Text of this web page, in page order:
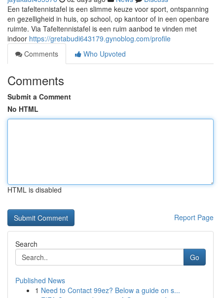
Een tafeltennistafel is een slimme keuze voor sport, ontspanning
en gezelligheid in huis, op school, op kantoor of in een openbare
ruimte. Via Tafeltennistafel is een ruim aanbod te vinden met
indoor https://gretabudi643179.gynoblog.com/profile
Comments
Who Upvoted
Comments
Submit a Comment
No HTML
HTML is disabled
Report Page
Search
Go
Published News
1 Need to Contact 99ez? Below a guide on s...